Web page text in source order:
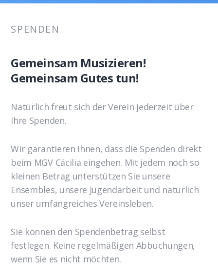
SPENDEN
Gemeinsam Musizieren!
Gemeinsam Gutes tun!
Natürlich freut sich der Verein jederzeit über
Ihre Spenden.
Wir garantieren Ihnen, dass die Spenden direkt
beim MGV Cäcilia eingehen. Mit jedem noch so
kleinen Betrag unterstützen Sie unsere
Ensembles, unsere Jugendarbeit und natürlich
unser umfangreiches Vereinsleben.
Sie können den Spendenbetrag selbst
festlegen. Keine regelmäßigen Abbuchungen,
wenn Sie es nicht möchten.